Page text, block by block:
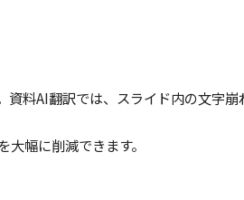
料AI翻訳では、スライド内の文字
幅に削減できます。